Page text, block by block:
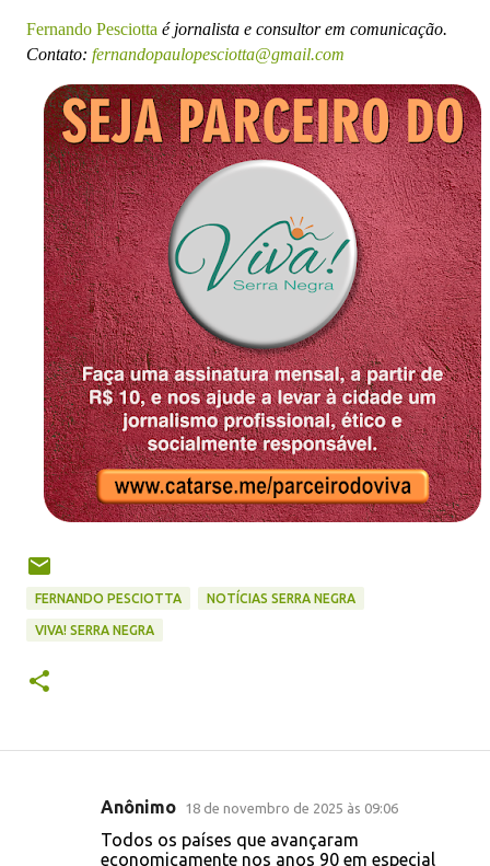
Fernando Pesciotta é jornalista e consultor em comunicação.
Contato: fernandopaulopesciotta@gmail.com
FERNANDO PESCIOTTA NOTÍCIAS SERRA NEGRA
VIVA! SERRA NEGRA
Anônimo 18 de novembro de 2025 às 09:06
Todos os países que avançaram
economicamente nos anos 90 em especial